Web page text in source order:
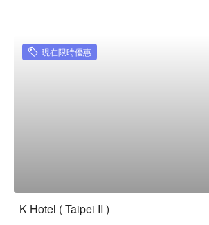
現在限時優惠
K Hotel ( Taipei II )